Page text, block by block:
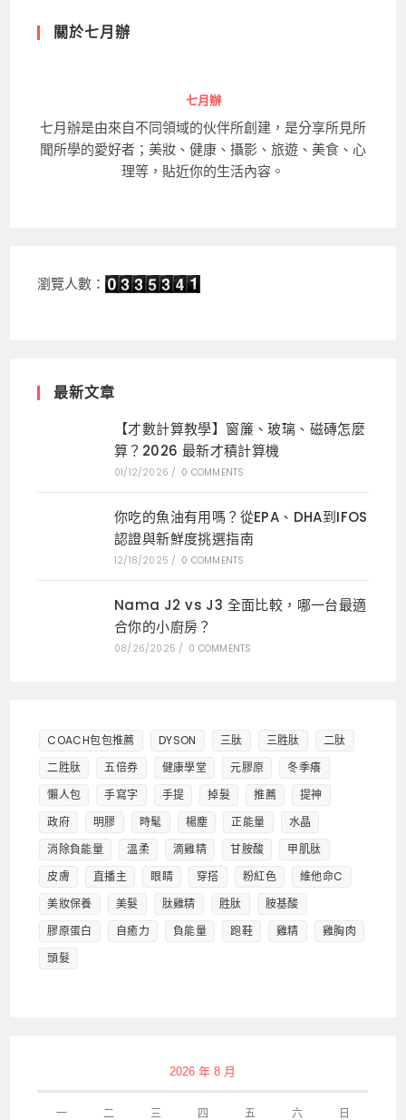
關於七月辦
七月辦
七月辦是由來自不同領域的伙伴所創建，是分享所見所
聞所學的愛好者；美妝、健康、攝影、旅遊、美食、心
理等，貼近你的生活內容。
瀏覽人數：
最新文章
【才數計算教學】窗簾、玻璃、磁磚怎麼
算？2026 最新才積計算機
01/12/2026 / 0 COMMENTS
你吃的魚油有用嗎？從EPA、DHA到IFOS
認證與新鮮度挑選指南
12/18/2025 / 0 COMMENTS
Nama J2 vs J3 全面比較，哪一台最適
合你的小廚房？
08/26/2025 / 0 COMMENTS
COACH包包推薦 DYSON 三肽 三胜肽
二肽
二胜肽
五倍券 健康學堂 元膠原
冬季癢
懶人包
手寫字 手提 掉髮 推薦
提神
政府
明膠 時髦 楊塵 正能量
水晶
消除負能量
溫柔 滴雞精 甘胺酸
甲肌肽
皮膚
直播主 眼睛 穿搭 粉紅色
維他命C
美妝保養
美髮 肽雞精 胜肽
胺基酸
膠原蛋白
自癒力 負能量 跑鞋 雞精
雞胸肉
頭髮
2026 年 8 月
一 二 三 四 五 六 日